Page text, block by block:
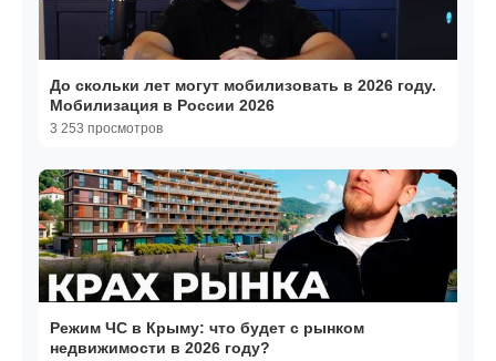
До скольки лет могут мобилизовать в 2026 году.
Мобилизация в России 2026
3 253 просмотров
Режим ЧС в Крыму: что будет с рынком
недвижимости в 2026 году?